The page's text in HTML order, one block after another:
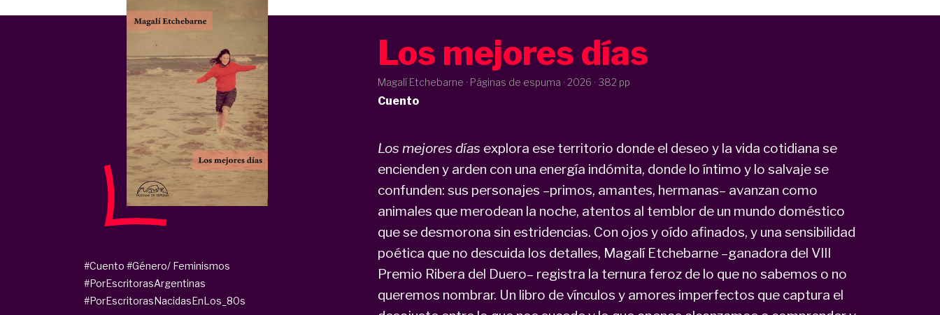
Los mejores días
Magalí Etchebarne · Páginas de espuma · 2026 · 382 pp
Cuento
Los mejores días explora ese territorio donde el deseo y la vida cotidiana se
encienden y arden con una energía indómita, donde lo íntimo y lo salvaje se
confunden: sus personajes –primos, amantes, hermanas– avanzan como
animales que merodean la noche, atentos al temblor de un mundo doméstico
que se desmorona sin estridencias. Con ojos y oído afinados, y una sensibilidad
poética que no descuida los detalles, Magalí Etchebarne –ganadora del VIII
Premio Ribera del Duero– registra la ternura feroz de lo que no sabemos o no
queremos nombrar. Un libro de vínculos y amores imperfectos que captura el
#Cuento #Género/ Feminismos
#PorEscritorasArgentinas
#PorEscritorasNacidasEnLos_80s